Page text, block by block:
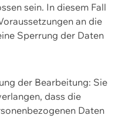
sein. In diesem Fall
an die
Sperrung der Daten
der Bearbeitung: Sie
dass die
Daten